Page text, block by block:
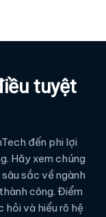
tuyệt
đến phi lợi
Hãy xem chúng
sắc về ngành
công. Điểm
và hiểu rõ hệ